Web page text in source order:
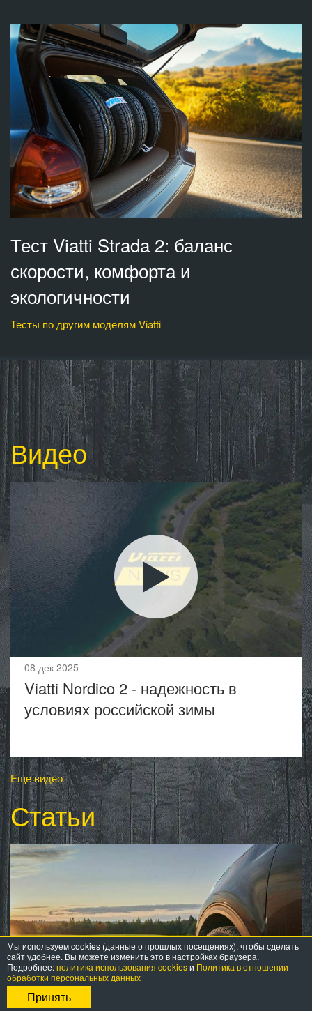
Тест Viatti Strada 2: баланс
скорости, комфорта и
экологичности
Тесты по другим моделям Viatti
Видео
08 дек 2025
Viatti Nordico 2 - надежность в
условиях российской зимы
Еще видео
Статьи
Мы используем cookies (данные о прошлых посещениях), чтобы сделать
сайт удобнее. Вы можете изменить это в настройках браузера.
Подробнее:политика использования cookiesи Политика в отношении
обработки персональных данных
Принять